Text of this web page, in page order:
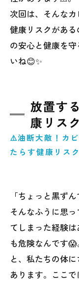
次回は、そんな
健康リスクがあ
の安心と健康を
いね😊✨
放置す
康リス
⚠️油断大敵！カ
たらす健康リス
「ちょっと黒ず
そんなふうに思
てしまった経験
も危険なんです
と、私たちの体
あります。ここ